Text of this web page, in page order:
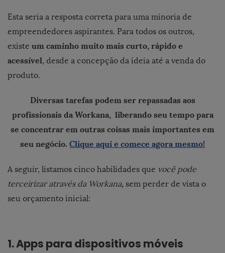
Esta seria a resposta correta para uma minoria de
empreendedores aspirantes. Para todos os outros,
existe um caminho muito mais curto, rápido e
acessível, desde a concepção da ideia até a venda do
produto.
Diversas tarefas podem ser repassadas aos
profissionais da Workana, liberando seu tempo para
se concentrar em outras coisas mais importantes em
seu negócio. Clique aqui e comece agora mesmo!
A seguir, listamos cinco habilidades que você pode
terceirizar através da Workana, sem perder de vista o
seu orçamento inicial:
1. Apps para dispositivos móveis